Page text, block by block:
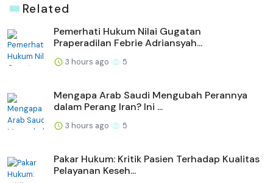
Related
Pemerhati Hukum Nilai Gugatan
Praperadilan Febrie Adriansyah...
3 hours ago 5
Mengapa Arab Saudi Mengubah Perannya
dalam Perang Iran? Ini ...
3 hours ago 5
Pakar Hukum: Kritik Pasien Terhadap Kualitas
Pelayanan Keseh...